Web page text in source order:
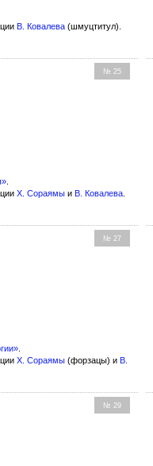
В. Ковалева (шмуцтитул).
№ 25
Х. Сораямы и В. Ковалева
№ 27
Х. Сораямы (форзацы) и В.
№ 29